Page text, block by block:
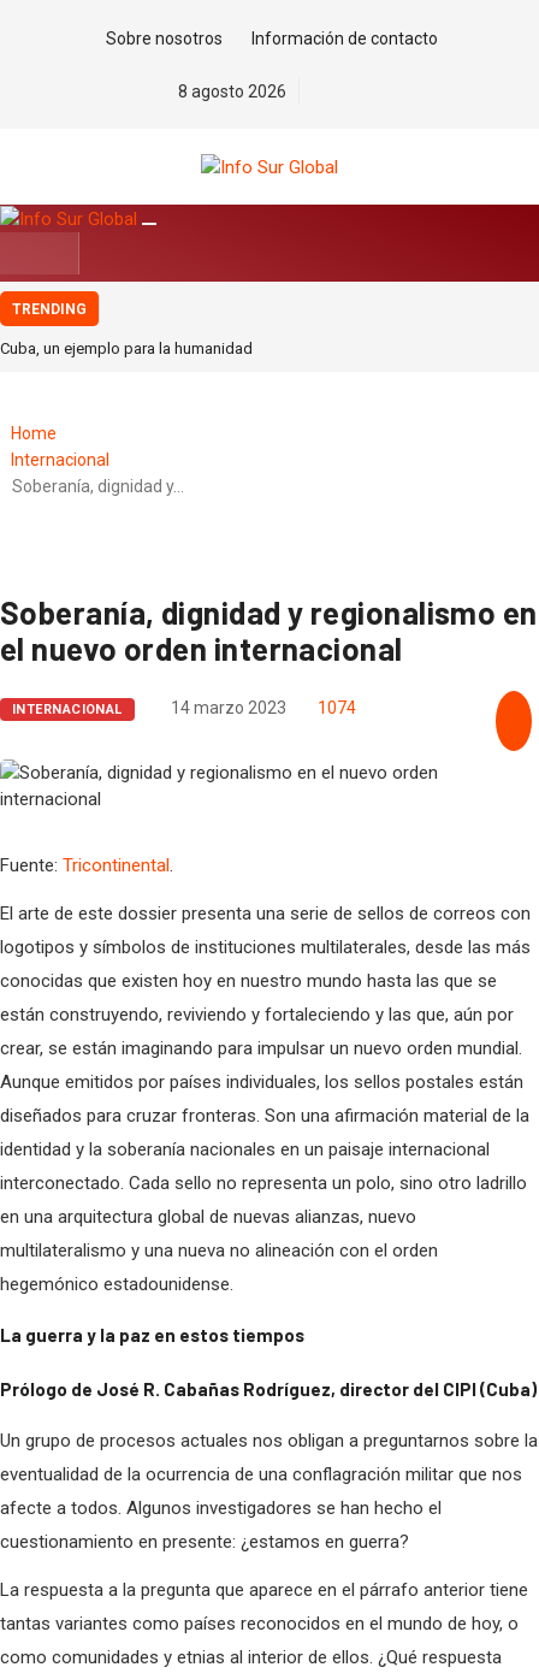
Sobre nosotros Información de contacto
8 agosto 2026
TRENDING
Cuba, un ejemplo para la humanidad
Pablo Jofré Leal
Ante los riesgos de la Inteligencia Artificial, ¡Actuar Ya!. Por Saúl Escobar
Home
Internacional
Soberanía, dignidad y…
Soberanía, dignidad y regionalismo en
el nuevo orden internacional
INTERNACIONAL 14 marzo 2023 1074
Fuente: Tricontinental.
El arte de este dossier presenta una serie de sellos de correos con
logotipos y símbolos de instituciones multilaterales, desde las más
conocidas que existen hoy en nuestro mundo hasta las que se
están construyendo, reviviendo y fortaleciendo y las que, aún por
crear, se están imaginando para impulsar un nuevo orden mundial.
Aunque emitidos por países individuales, los sellos postales están
diseñados para cruzar fronteras. Son una afirmación material de la
identidad y la soberanía nacionales en un paisaje internacional
interconectado. Cada sello no representa un polo, sino otro ladrillo
en una arquitectura global de nuevas alianzas, nuevo
multilateralismo y una nueva no alineación con el orden
hegemónico estadounidense.
La guerra y la paz en estos tiempos
Prólogo de José R. Cabañas Rodríguez, director del CIPI (Cuba)
Un grupo de procesos actuales nos obligan a preguntarnos sobre la
eventualidad de la ocurrencia de una conflagración militar que nos
afecte a todos. Algunos investigadores se han hecho el
cuestionamiento en presente: ¿estamos en guerra?
La respuesta a la pregunta que aparece en el párrafo anterior tiene
tantas variantes como países reconocidos en el mundo de hoy, o
como comunidades y etnias al interior de ellos. ¿Qué respuesta